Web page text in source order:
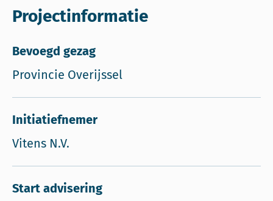
Projectinformatie
Bevoegd gezag
Provincie Overijssel
Initiatiefnemer
Vitens N.V.
Start advisering